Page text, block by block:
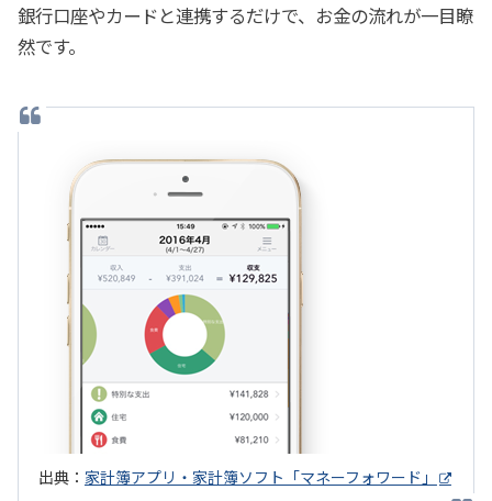
銀行口座やカードと連携するだけで、お金の流れが一目瞭
然です。
出典： 家計簿アプリ・家計簿ソフト「マネーフォワード」